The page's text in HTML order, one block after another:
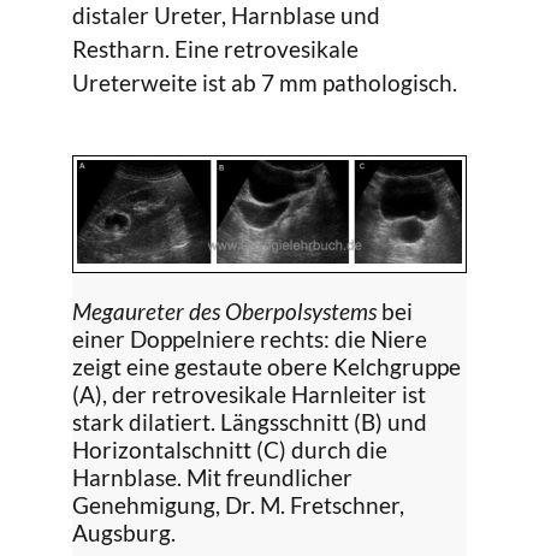
distaler Ureter, Harnblase und
Restharn. Eine retrovesikale
Ureterweite ist ab 7 mm pathologisch.
Megaureter des Oberpolsystems bei
einer Doppelniere rechts: die Niere
zeigt eine gestaute obere Kelchgruppe
(A), der retrovesikale Harnleiter ist
stark dilatiert. Längsschnitt (B) und
Horizontalschnitt (C) durch die
Harnblase. Mit freundlicher
Genehmigung, Dr. M. Fretschner,
Augsburg.